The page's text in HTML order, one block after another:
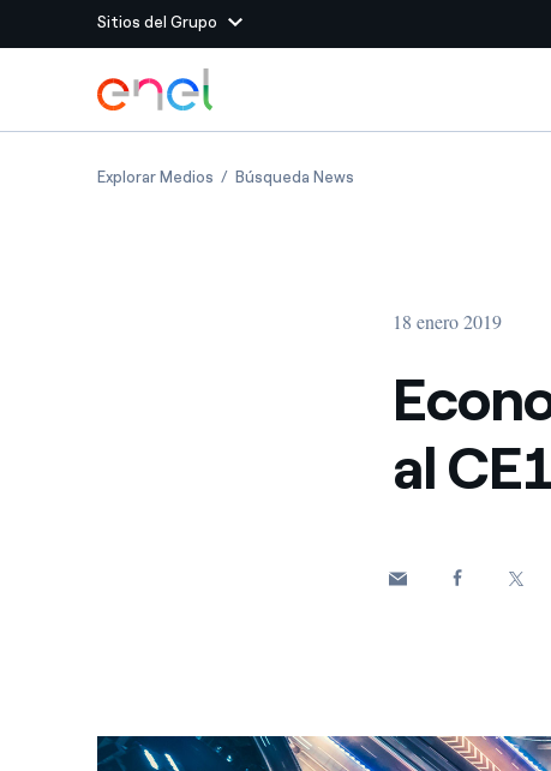
Sitios del Grupo
Sitios del Grupo
Enel Green Power
Maximizamos la
relación con nuestros
Apoyamos las iniciativas
Dirígete al contenido principal
Explorar MediosEconomía circular: Enel se une al CE100
Búsqueda News
18 enero 2019
al